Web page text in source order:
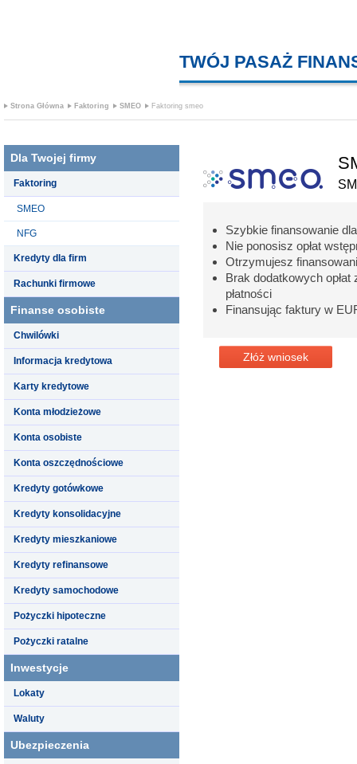
TWÓJ PASAŻ
Strona Główna Faktoring SMEO Faktoring smeo
Dla Twojej firmy
Faktoring
SMEO
NFG
Kredyty dla firm
Rachunki firmowe
Finanse osobiste
Chwilówki
Informacja kredytowa
Karty kredytowe
Konta młodzieżowe
Konta osobiste
Konta oszczędnościowe
Kredyty gotówkowe
Kredyty konsolidacyjne
Kredyty mieszkaniowe
Kredyty refinansowe
Kredyty samochodowe
Pożyczki hipoteczne
Pożyczki ratalne
Inwestycje
Lokaty
Waluty
Ubezpieczenia
Szybkie finansowanie
Nie ponosisz opłat
Otrzymujesz
Brak dodatkowych
płatności
Finansując faktury w
Złóż wniosek